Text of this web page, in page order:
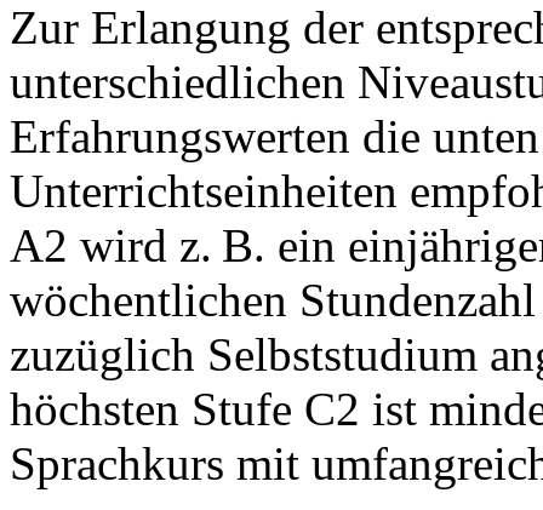
Zur Erlangung der
unterschiedlichen
Erfahrungswerten die
Unterrichtseinheiten
A2 wird z. B. ein
wöchentlichen
zuzüglich Selbststudium
höchsten Stufe C2 ist
Sprachkurs mit